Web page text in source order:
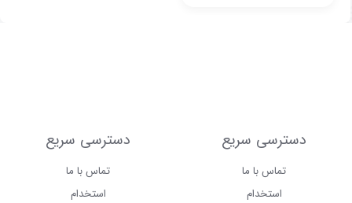
دسترسی سریع
تماس با ما
استخدام
دسترسی سریع
تماس با ما
استخدام